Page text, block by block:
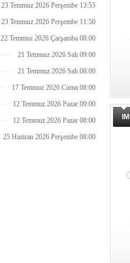
23 Temmuz 2026 Perşembe 13:55
23 Temmuz 2026 Perşembe 11:50
22 Temmuz 2026 Çarşamba 08:00
21 Temmuz 2026 Salı 09:00
21 Temmuz 2026 Salı 08:00
17 Temmuz 2026 Cuma 08:00
12 Temmuz 2026 Pazar 09:00
12 Temmuz 2026 Pazar 08:00
25 Haziran 2026 Perşembe 08:00